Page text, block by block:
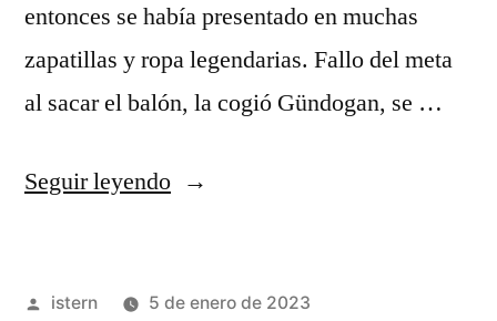
entonces se había presentado en muchas
zapatillas y ropa legendarias. Fallo del meta
al sacar el balón, la cogió Gündogan, se …
Seguir leyendo«camisetas
Publicado
istern
5 de enero de 2023